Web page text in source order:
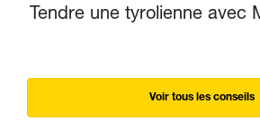
Tendre une tyrolienne avec
Voir tous les conseils